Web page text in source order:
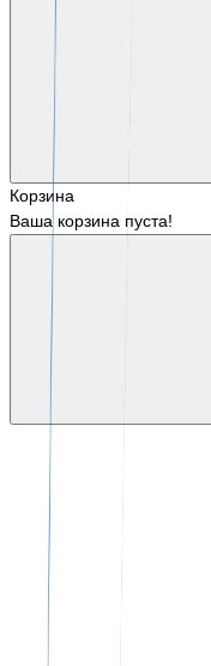
Корзина
Ваша корзина пуста!